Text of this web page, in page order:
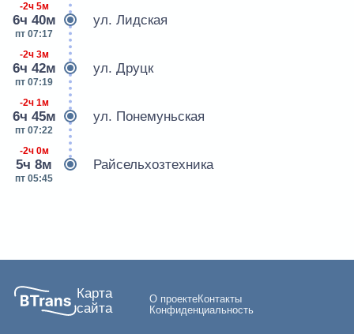
-2ч 5м
6ч 40м
пт 07:17
ул. Лидская
-2ч 3м
6ч 42м
пт 07:19
ул. Друцк
-2ч 1м
6ч 45м
пт 07:22
ул. Понемуньская
-2ч 0м
5ч 8м
пт 05:45
Райсельхозтехника
Карта
сайта
О проектеКонтакты
Конфиденциальность